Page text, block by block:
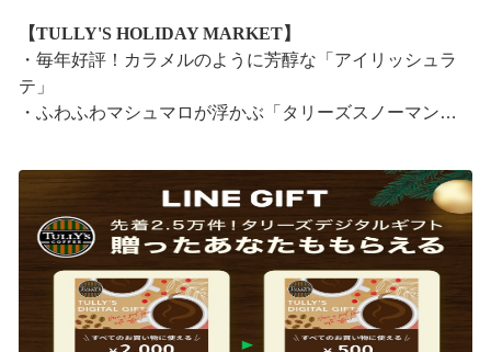
【TULLY'S HOLIDAY MARKET】
・毎年好評！カラメルのように芳醇な「アイリッシュラ
テ」
・ふわふわマシュマロが浮かぶ「タリーズスノーマンラ
特別なドリンクと一緒に、クリスマス気分をお楽しみく
ださい。